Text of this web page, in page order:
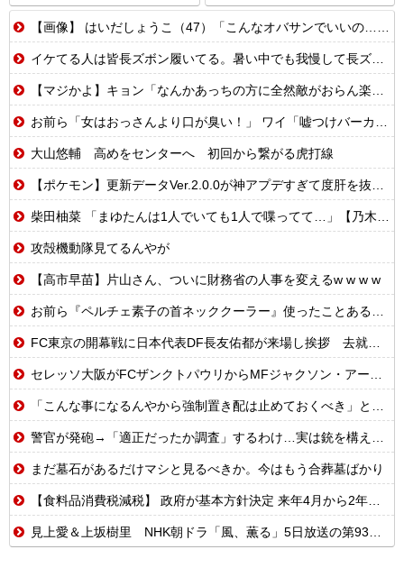
【画像】 はいだしょうこ（47）「こんなオバサンでいいの…？」
イケてる人は皆長ズボン履いてる。暑い中でも我慢して長ズボン履いてる。半ズボンはモテ無い。厳しいって
【マジかよ】キョン「なんかあっちの方に全然敵がおらん楽園あるらしいで!」
お前ら「女はおっさんより口が臭い！」 ワイ「嘘つけバーカｗ」⇒w
大山悠輔 高めをセンターへ 初回から繋がる虎打線
【ポケモン】更新データVer.2.0.0が神アプデすぎて度肝を抜かれるトレーナーたちの反応集
柴田柚菜 「まゆたんは1人でいても1人で喋ってて…」【乃木坂46】
攻殻機動隊見てるんやが
【高市早苗】片山さん、ついに財務省の人事を変えるw w w w
お前ら『ペルチェ素子の首ネッククーラー』使ったことあるか？
FC東京の開幕戦に日本代表DF長友佑都が来場し挨拶 去就に注目集まる
セレッソ大阪がFCザンクトパウリからMFジャクソン・アーバインを完全移籍で獲得と発表 「チームがさらに良くなる手助けをしたいと思っています」
「こんな事になるんやから強制置き配は止めておくべき」とユーザーがドン引き、UberEatsが導入した強制置き配が起こしたのは……
警官が発砲→「適正だったか調査」するわけ…実は銃を構えただけで警察本部長まで報告！
まだ墓石があるだけマシと見るべきか。今はもう合葬墓ばかり
【食料品消費税減税】 政府が基本方針決定 来年4月から2年間1％に8月5日
見上愛＆上坂樹里 NHK朝ドラ「風、薫る」5日放送の第93回視聴率は13.5％